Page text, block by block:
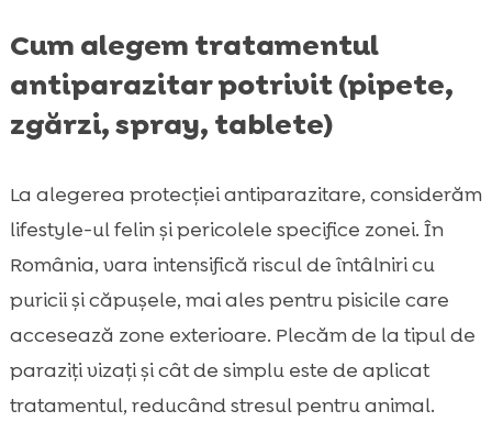
Cum alegem tratamentul
antiparazitar potrivit (pipete,
zgărzi, spray, tablete)
La alegerea protecției antiparazitare, considerăm
lifestyle-ul felin și pericolele specifice zonei. În
România, vara intensifică riscul de întâlniri cu
puricii și căpușele, mai ales pentru pisicile care
accesează zone exterioare. Plecăm de la tipul de
paraziți vizați și cât de simplu este de aplicat
tratamentul, reducând stresul pentru animal.